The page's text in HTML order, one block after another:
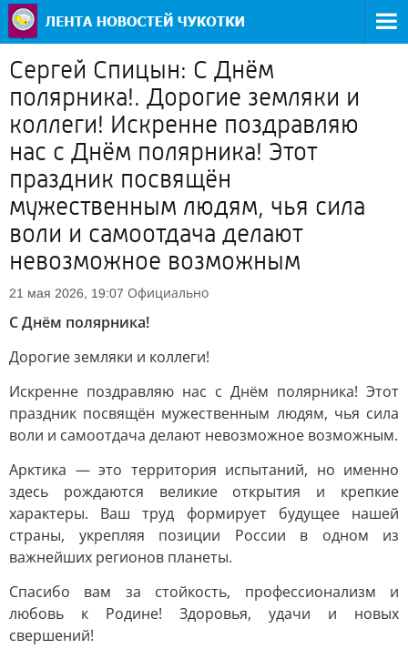
Сергей Спицын: С Днём
полярника!. Дорогие земляки и
коллеги! Искренне поздравляю
нас с Днём полярника! Этот
праздник посвящён
мужественным людям, чья сила
воли и самоотдача делают
невозможное возможным
21 мая 2026, 19:07 Официально
С Днём полярника!
Дорогие земляки и коллеги!
Искренне поздравляю нас с Днём полярника! Этот
праздник посвящён мужественным людям, чья сила
воли и самоотдача делают невозможное возможным.
Арктика — это территория испытаний, но именно
здесь рождаются великие открытия и крепкие
характеры. Ваш труд формирует будущее нашей
страны, укрепляя позиции России в одном из
важнейших регионов планеты.
Спасибо вам за стойкость, профессионализм и
любовь к Родине! Здоровья, удачи и новых
свершений!